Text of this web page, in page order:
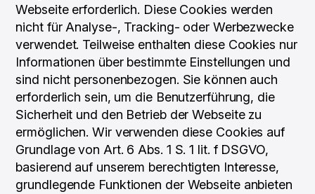
Webseite erforderlich. Diese Cookies werden
nicht für Analyse-, Tracking- oder Werbezwecke
verwendet. Teilweise enthalten diese Cookies nur
Informationen über bestimmte Einstellungen und
sind nicht personenbezogen. Sie können auch
erforderlich sein, um die Benutzerführung, die
Sicherheit und den Betrieb der Webseite zu
ermöglichen. Wir verwenden diese Cookies auf
Grundlage von Art. 6 Abs. 1 S. 1 lit. f DSGVO,
basierend auf unserem berechtigten Interesse,
grundlegende Funktionen der Webseite anbieten